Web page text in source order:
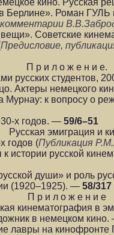
кино. Русская
Берлине». Роман ГУЛЬ
Советские
Предисловие,
П р и л о ж е н и е.
русских студентов,
Актеры немецкого
к вопросу о
х годов. — 59/6–51
Русская эмиграция и
годов (Публикация
русской
души» и роль
(1920–1925). — 58/317
П р и л о ж е н и е
кинематография в
в немецком
лавры на кинофронте